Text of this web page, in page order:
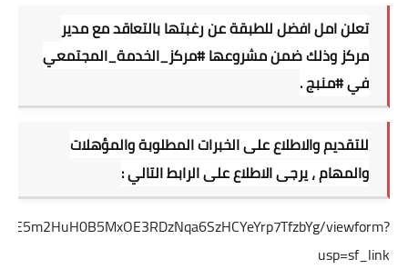
تعلن امل افضل للطبقة عن رغبتها بالتعاقد مع مدير
مركز وذلك ضمن مشروعها#مركز_الخدمة_المجتمعي
في#منبج.
للتقديم والاطلاع على الخبرات المطلوبة والمؤهلات
والمهام ، يرجى الاطلاع على الرابط التالي :
viewform?
usp=sf_link